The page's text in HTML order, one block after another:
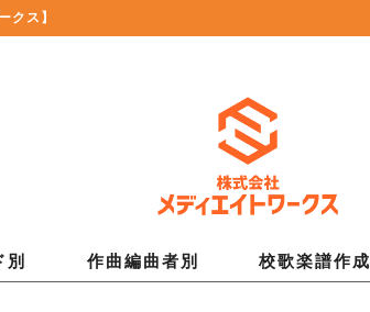
クス】
別 作曲編曲者別 校歌楽譜作成